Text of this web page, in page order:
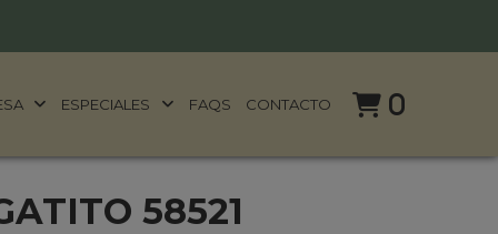
ESPECIALES FAQS CONTACTO 0
58521